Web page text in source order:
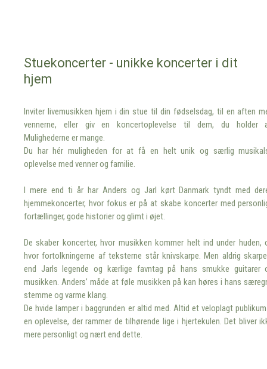
Stuekoncerter - unikke koncerter i dit
hjem
Inviter livemusikken hjem i din stue til din fødselsdag, til en aften
vennerne, eller giv en koncertoplevelse til dem, du holder
Mulighederne er mange.
Du har hér muligheden for at få en helt unik og særlig
oplevelse med venner og familie.
I mere end ti år har Anders og Jarl kørt Danmark tyndt med
hjemmekoncerter, hvor fokus er på at skabe koncerter med
fortællinger, gode historier og glimt i øjet.
De skaber koncerter, hvor musikken kommer helt ind under huden,
hvor fortolkningerne af teksterne står knivskarpe. Men aldrig
end Jarls legende og kærlige favntag på hans smukke guitarer
musikken. Anders’ måde at føle musikken på kan høres i hans
stemme og varme klang.
De hvide lamper i baggrunden er altid med. Altid et veloplagt
en oplevelse, der rammer de tilhørende lige i hjertekulen. Det bliver
mere personligt og nært end dette.